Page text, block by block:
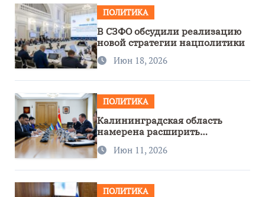
ПОЛИТИКА
В СЗФО обсудили реализацию
новой стратегии нацполитики
Июн 18, 2026
ПОЛИТИКА
Калининградская область
намерена расширить
сотрудничество с Узбекистаном
Июн 11, 2026
ПОЛИТИКА